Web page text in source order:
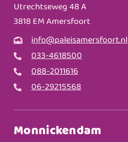
Utrechtseweg 48 A
3818 EM Amersfoort
info@paleisamersfoort.nl
033-4618500
088-2011616
06-29215568
Monnickendam